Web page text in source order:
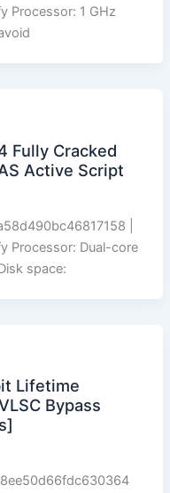
Processor: 1 GHz
Fully Cracked
Active Script
|
Processor: Dual-core
space:
Lifetime
Bypass